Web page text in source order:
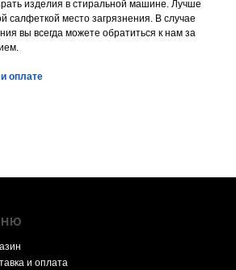
изделия в стиральной машине. Лучше
салфеткой место загрязнения. В случае
вы всегда можете обратиться к нам за
оплате
и оплата